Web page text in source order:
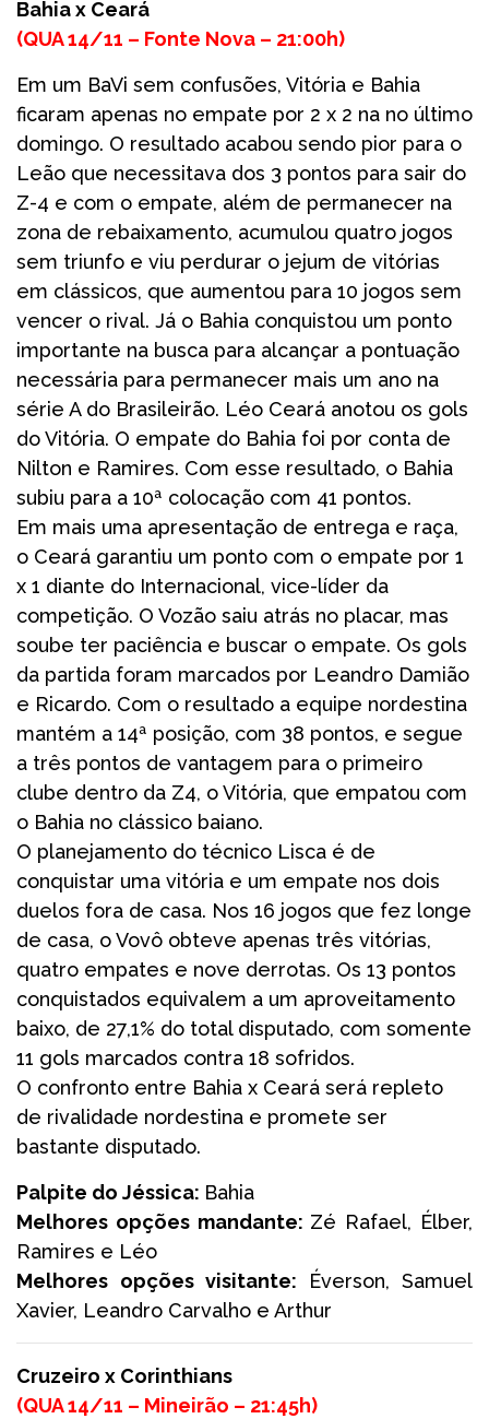
Bahia x Ceará
(QUA 14/11 – Fonte Nova – 21:00h)
Em um BaVi sem confusões, Vitória e Bahia
ficaram apenas no empate por 2 x 2 na no último
domingo. O resultado acabou sendo pior para o
Leão que necessitava dos 3 pontos para sair do
Z-4 e com o empate, além de permanecer na
zona de rebaixamento, acumulou quatro jogos
sem triunfo e viu perdurar o jejum de vitórias
em clássicos, que aumentou para 10 jogos sem
vencer o rival. Já o Bahia conquistou um ponto
importante na busca para alcançar a pontuação
necessária para permanecer mais um ano na
série A do Brasileirão. Léo Ceará anotou os gols
do Vitória. O empate do Bahia foi por conta de
Nilton e Ramires. Com esse resultado, o Bahia
subiu para a 10ª colocação com 41 pontos.
Em mais uma apresentação de entrega e raça,
o Ceará garantiu um ponto com o empate por 1
x 1 diante do Internacional, vice-líder da
competição. O Vozão saiu atrás no placar, mas
soube ter paciência e buscar o empate. Os gols
da partida foram marcados por Leandro Damião
e Ricardo. Com o resultado a equipe nordestina
mantém a 14ª posição, com 38 pontos, e segue
a três pontos de vantagem para o primeiro
clube dentro da Z4, o Vitória, que empatou com
o Bahia no clássico baiano.
O planejamento do técnico Lisca é de
conquistar uma vitória e um empate nos dois
duelos fora de casa. Nos 16 jogos que fez longe
de casa, o Vovô obteve apenas três vitórias,
quatro empates e nove derrotas. Os 13 pontos
conquistados equivalem a um aproveitamento
baixo, de 27,1% do total disputado, com somente
11 gols marcados contra 18 sofridos.
O confronto entre Bahia x Ceará será repleto
de rivalidade nordestina e promete ser
bastante disputado.
Palpite do Jéssica: Bahia
Melhores opções mandante: Zé Rafael, Élber,
Ramires e Léo
Melhores opções visitante:
Éverson, Samuel
Xavier, Leandro Carvalho e Arthur
Cruzeiro x Corinthians
(QUA 14/11 – Mineirão – 21:45h)